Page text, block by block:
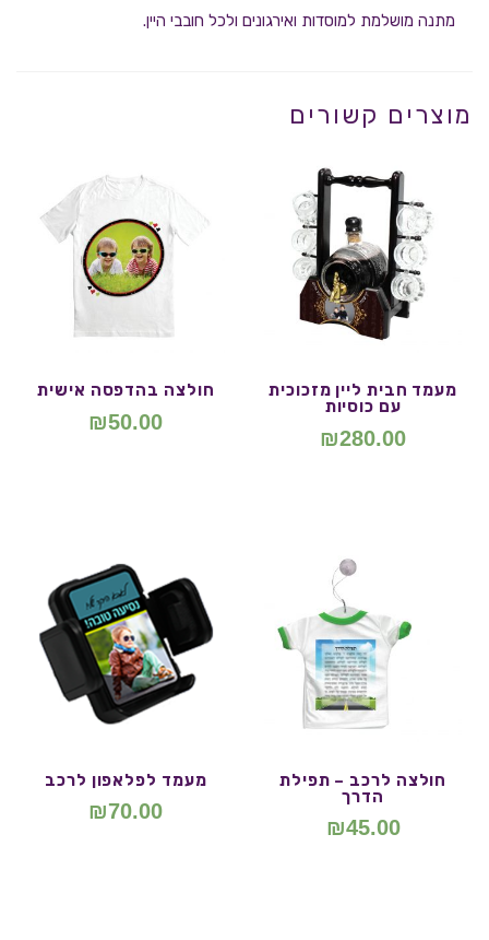
מתנה מושלמת למוסדות ואירגונים ולכל חובבי היין.
מוצרים קשורים
מעמד חבית ליין מזכוכית
עם כוסיות
₪280.00
חולצה בהדפסה אישית
₪50.00
חולצה לרכב – תפילת
הדרך
₪45.00
מעמד לפלאפון לרכב
₪70.00